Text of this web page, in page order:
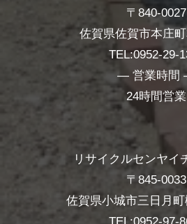
〒840-0027
佐賀県佐賀市本庄
TEL:0952-29-
― 営業時間
24時間営業
リサイクルセンヤイ
〒845-0033
佐賀県小城市三日月